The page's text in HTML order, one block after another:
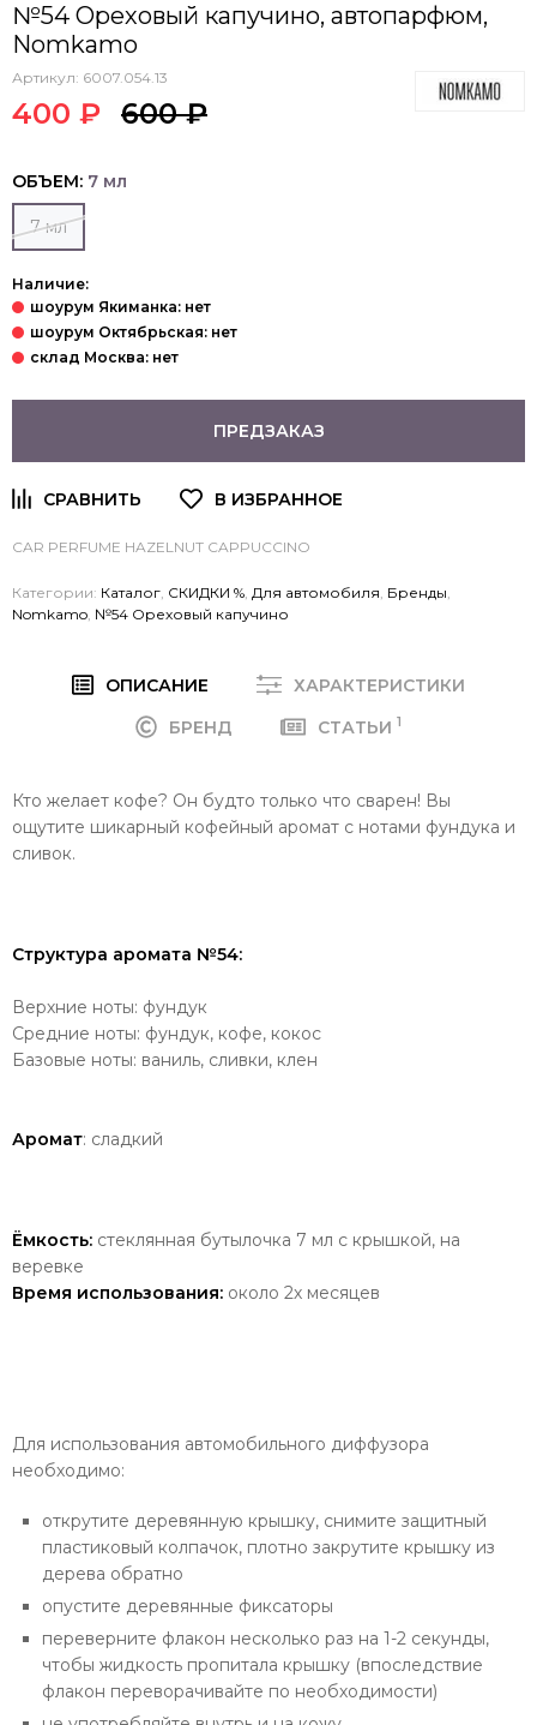
№54 Ореховый капучино, автопарфюм,
Nomkamo
Артикул: 6007.054.13
400 ₽ 600 ₽
ОБЪЕМ: 7 мл
7 мл
Наличие:
ПРЕДЗАКАЗ
CAR PERFUME HAZELNUT CAPPUCCINO
Категории: Каталог СКИДКИ % Для автомобиля Бренды
Nomkamo №54 Ореховый капучино
ОПИСАНИЕ
ХАРАКТЕРИСТИКИ
БРЕНД
СТАТЬИ 1
Кто желает кофе? Он будто только что сварен! Вы
ощутите шикарный кофейный аромат с нотами фундука и
сливок.
Структура аромата №54:
Верхние ноты: фундук
Средние ноты: фундук, кофе, кокос
Базовые ноты: ваниль, сливки, клен
Аромат: сладкий
Ёмкость: стеклянная бутылочка 7 мл с крышкой, на
веревке
Время использования: около 2х месяцев
Для использования автомобильного диффузора
необходимо:
открутите деревянную крышку, снимите защитный
пластиковый колпачок, плотно закрутите крышку из
дерева обратно
опустите деревянные фиксаторы
переверните флакон несколько раз на 1-2 секунды,
чтобы жидкость пропитала крышку (впоследствие
флакон переворачивайте по необходимости)